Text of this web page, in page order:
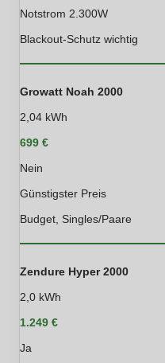
Notstrom 2.300W
Blackout-Schutz wichtig
Growatt Noah 2000
2,04 kWh
699 €
Nein
Günstigster Preis
Budget, Singles/Paare
Zendure Hyper 2000
2,0 kWh
1.249 €
Ja